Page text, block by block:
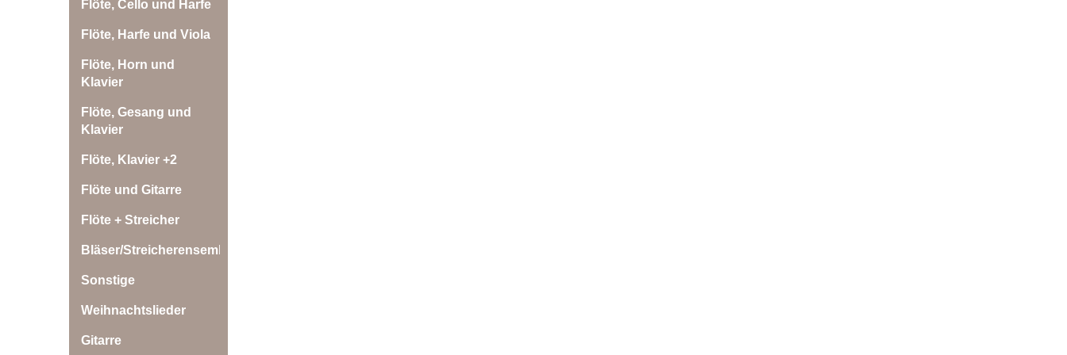
Flöte, Cello und Harfe
Flöte, Harfe und Viola
Flöte, Horn und
Klavier
Flöte, Gesang und
Klavier
Flöte, Klavier +2
Flöte und Gitarre
Flöte + Streicher
Bläser/Streicherensemble
Sonstige
Weihnachtslieder
Gitarre